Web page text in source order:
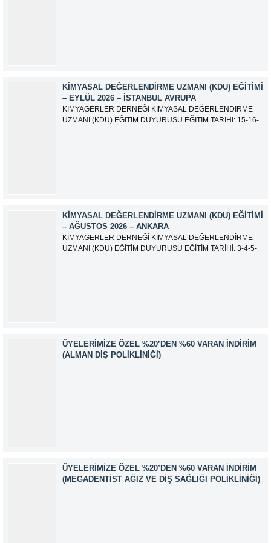
KIMYASAL DEĞERLENDIRME UZMANI (KDU) EĞITIMI
– EYLÜL 2026 – İSTANBUL AVRUPA
KİMYAGERLER DERNEĞİ KİMYASAL DEĞERLENDİRME
UZMANI (KDU) EĞİTİM DUYURUSU EĞİTİM TARİHİ: 15-16-
KIMYASAL DEĞERLENDIRME UZMANI (KDU) EĞITIMI
– AĞUSTOS 2026 – ANKARA
KİMYAGERLER DERNEĞİ KİMYASAL DEĞERLENDİRME
UZMANI (KDU) EĞİTİM DUYURUSU EĞİTİM TARİHİ: 3-4-5-
ÜYELERIMIZE ÖZEL %20’DEN %60 VARAN İNDIRIM
(ALMAN DIŞ POLIKLINIĞI)
ÜYELERIMIZE ÖZEL %20’DEN %60 VARAN İNDIRIM
(MEGADENTIST AĞIZ VE DIŞ SAĞLIĞI POLIKLINIĞI)